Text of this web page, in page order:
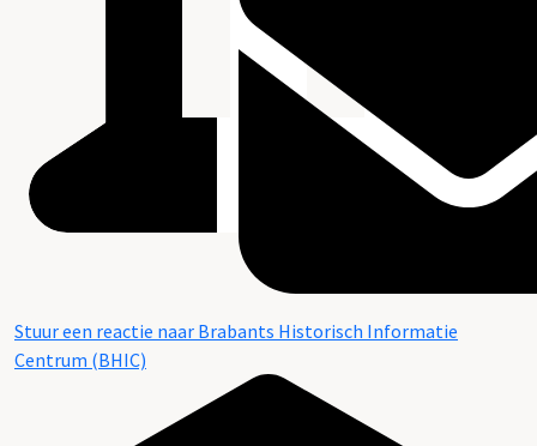
Stuur een reactie naar Brabants Historisch Informatie
Centrum (BHIC)